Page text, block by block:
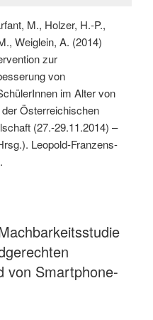
M., Holzer, H.-P.,
Weiglein, A. (2014)
zur
von
im Alter von
Österreichischen
(27.-29.11.2014) –
Leopold-Franzens-
von Smartphone-